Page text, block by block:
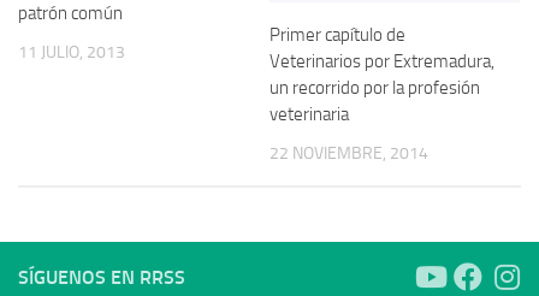
patrón común
11 JULIO, 2013
Primer capítulo de
Veterinarios por Extremadura,
un recorrido por la profesión
veterinaria
22 NOVIEMBRE, 2014
SÍGUENOS EN RRSS